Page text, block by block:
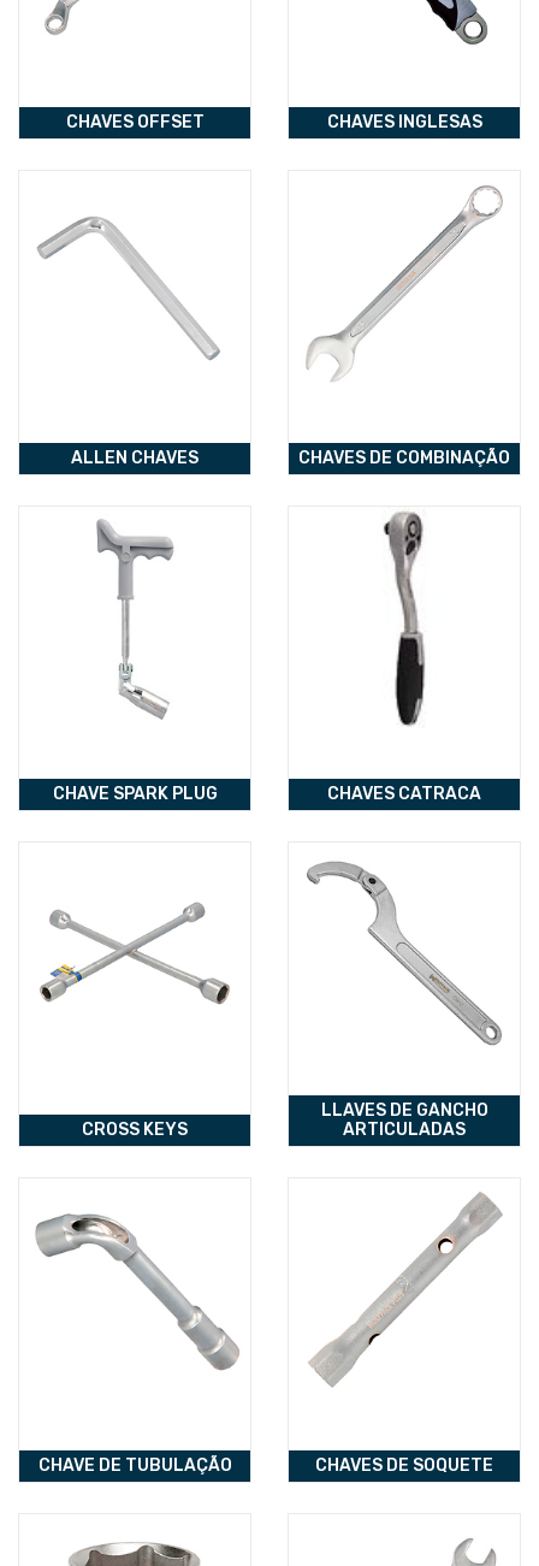
CHAVES OFFSET CHAVES INGLESAS
ALLEN CHAVES CHAVES DE COMBINAÇÃO
CHAVE SPARK PLUG CHAVES CATRACA
CROSS KEYS
LLAVES DE GANCHO
ARTICULADAS
CHAVE DE TUBULAÇÃO CHAVES DE SOQUETE